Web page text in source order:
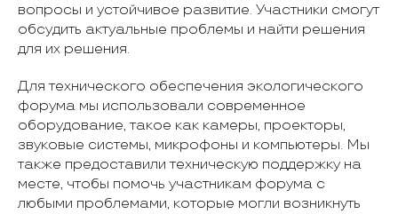
вопросы и устойчивое развитие. Участники смогут
обсудить актуальные проблемы и найти решения
для их решения.
Для технического обеспечения экологического
форума мы использовали современное
оборудование, такое как камеры, проекторы,
звуковые системы, микрофоны и компьютеры. Мы
также предоставили техническую поддержку на
месте, чтобы помочь участникам форума с
любыми проблемами, которые могли возникнуть